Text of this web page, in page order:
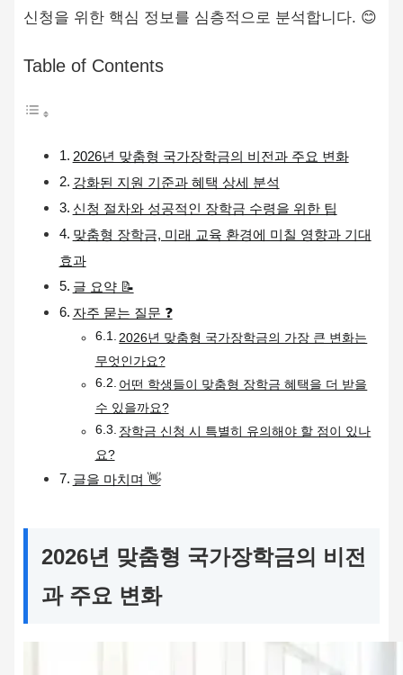
신청을 위한 핵심 정보를 심층적으로 분석합니다. 😊
Table of Contents
2026년 맞춤형 국가장학금의 비전과 주요 변화
강화된 지원 기준과 혜택 상세 분석
신청 절차와 성공적인 장학금 수령을 위한 팁
맞춤형 장학금, 미래 교육 환경에 미칠 영향과 기대
효과
글 요약 📝
자주 묻는 질문 ❓
2026년 맞춤형 국가장학금의 가장 큰 변화는
무엇인가요?
어떤 학생들이 맞춤형 장학금 혜택을 더 받을
수 있을까요?
장학금 신청 시 특별히 유의해야 할 점이 있나
요?
글을 마치며 👋
2026년 맞춤형 국가장학금의 비전
과 주요 변화